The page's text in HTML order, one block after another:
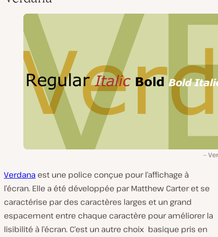
Verdana est une police conçue pour l’affichage à
l’écran. Elle a été développée par Matthew Carter et se
caractérise par des caractères larges et un grand
espacement entre chaque caractère pour améliorer la
lisibilité à l’écran. C’est un autre choix basique pris en